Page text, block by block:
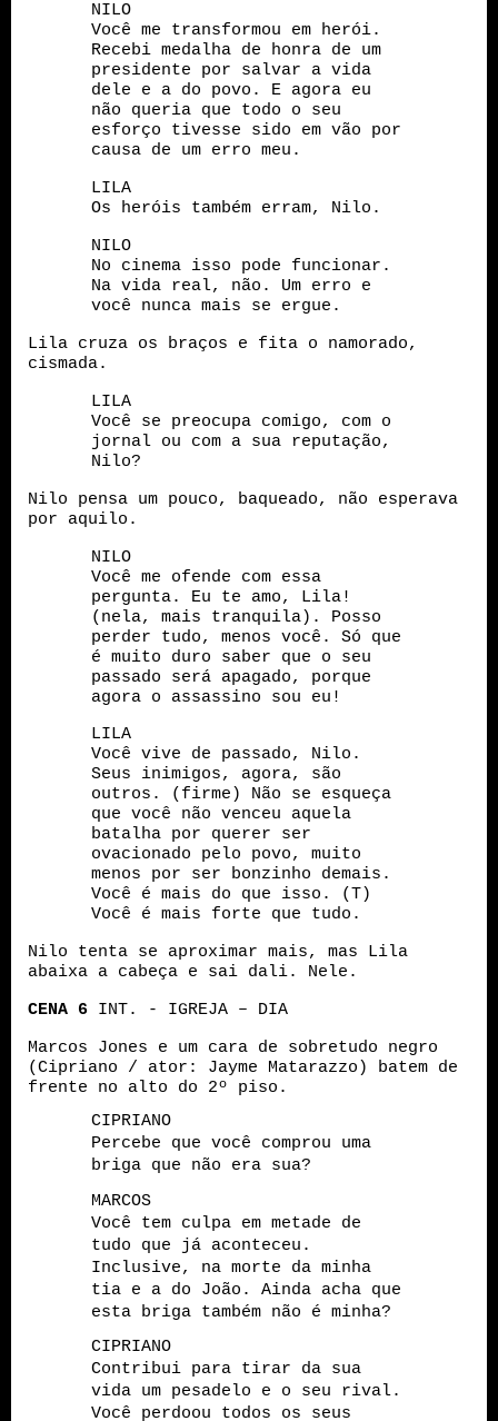
NILO
Você me transformou em herói.
Recebi medalha de honra de um
presidente por salvar a vida
dele e a do povo. E agora eu
não queria que todo o seu
esforço tivesse sido em vão por
causa de um erro meu.
LILA
Os heróis também erram, Nilo.
NILO
No cinema isso pode funcionar.
Na vida real, não. Um erro e
você nunca mais se ergue.
Lila cruza os braços e fita o namorado,
cismada.
LILA
Você se preocupa comigo, com o
jornal ou com a sua reputação,
Nilo?
Nilo pensa um pouco, baqueado, não esperava
por aquilo.
NILO
Você me ofende com essa
pergunta. Eu te amo, Lila!
(nela, mais tranquila). Posso
perder tudo, menos você. Só que
é muito duro saber que o seu
passado será apagado, porque
agora o assassino sou eu!
LILA
Você vive de passado, Nilo.
Seus inimigos, agora, são
outros. (firme) Não se esqueça
que você não venceu aquela
batalha por querer ser
ovacionado pelo povo, muito
menos por ser bonzinho demais.
Você é mais do que isso. (T)
Você é mais forte que tudo.
Nilo tenta se aproximar mais, mas Lila
abaixa a cabeça e sai dali. Nele.
CENA 6 INT. - IGREJA – DIA
Marcos Jones e um cara de sobretudo negro
(Cipriano / ator: Jayme Matarazzo) batem de
frente no alto do 2º piso.
CIPRIANO
Percebe que você comprou uma
briga que não era sua?
MARCOS
Você tem culpa em metade de
tudo que já aconteceu.
Inclusive, na morte da minha
tia e a do João. Ainda acha que
esta briga também não é minha?
CIPRIANO
Contribui para tirar da sua
vida um pesadelo e o seu rival.
Você perdoou todos os seus